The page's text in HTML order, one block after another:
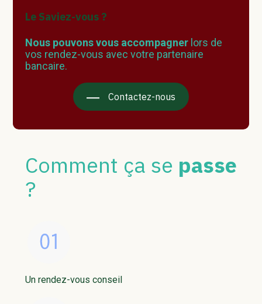
Le Saviez-vous ?
Nous pouvons vous accompagnerlors de
vos rendez-vous avec votre partenaire
bancaire.
Contactez-nous
Comment ça se passe
?
Un rendez-vous conseil